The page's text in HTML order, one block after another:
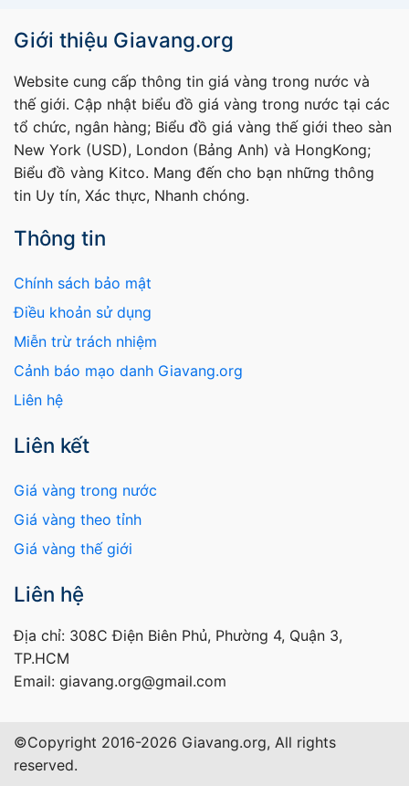
Giới thiệu Giavang.org
Website cung cấp thông tin giá vàng trong nước và
thế giới. Cập nhật biểu đồ giá vàng trong nước tại các
tổ chức, ngân hàng; Biểu đồ giá vàng thế giới theo sàn
New York (USD), London (Bảng Anh) và HongKong;
Biểu đồ vàng Kitco. Mang đến cho bạn những thông
tin Uy tín, Xác thực, Nhanh chóng.
Thông tin
Chính sách bảo mật
Điều khoản sử dụng
Miễn trừ trách nhiệm
Cảnh báo mạo danh Giavang.org
Liên hệ
Liên kết
Giá vàng trong nước
Giá vàng theo tỉnh
Giá vàng thế giới
Liên hệ
Địa chỉ: 308C Điện Biên Phủ, Phường 4, Quận 3,
TP.HCM
Email: giavang.org@gmail.com
©Copyright 2016-2026 Giavang.org, All rights
reserved.